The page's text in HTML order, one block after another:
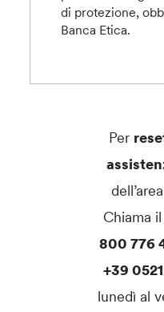
di protezione,
Banca Etica.
Per
Chiama
800 776
+39
lunedì al